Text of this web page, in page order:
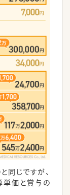
同じですが、
単価と賞与の